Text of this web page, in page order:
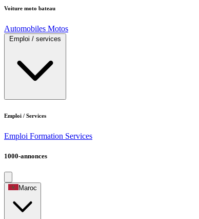
Voiture moto bateau
Automobiles Motos
Emploi / services
Emploi / Services
Emploi Formation Services
1000-annonces
Maroc